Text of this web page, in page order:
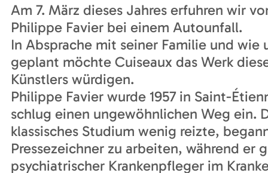
Am 7. März dieses Jahres erfuhren wir
Philippe Favier bei einem Autounfall.
In Absprache mit seiner Familie und wie
geplant möchte Cuiseaux das Werk
Künstlers würdigen.
Philippe Favier wurde 1957 in Saint-
schlug einen ungewöhnlichen Weg ein.
klassisches Studium wenig reizte,
Pressezeichner zu arbeiten, während er
psychiatrischer Krankenpfleger im